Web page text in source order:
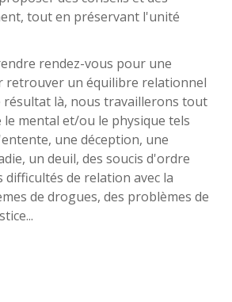
tout en préservant l'unité
rendez-vous pour une
retrouver un équilibre relationnel
là, nous travaillerons tout
mental et/ou le physique tels
une déception, une
un deuil, des soucis d'ordre
difficultés de relation avec la
de drogues, des problèmes de